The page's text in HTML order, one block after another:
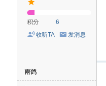
积分
6
收听TA
发消息
雨鸽